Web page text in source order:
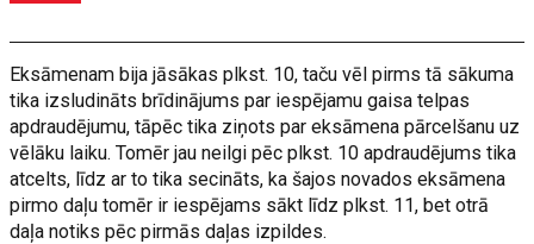
Eksāmenam bija jāsākas plkst. 10, taču vēl pirms tā sākuma
tika izsludināts brīdinājums par iespējamu gaisa telpas
apdraudējumu, tāpēc tika ziņots par eksāmena pārcelšanu uz
vēlāku laiku. Tomēr jau neilgi pēc plkst. 10 apdraudējums tika
atcelts, līdz ar to tika secināts, ka šajos novados eksāmena
pirmo daļu tomēr ir iespējams sākt līdz plkst. 11, bet otrā
daļa notiks pēc pirmās daļas izpildes.